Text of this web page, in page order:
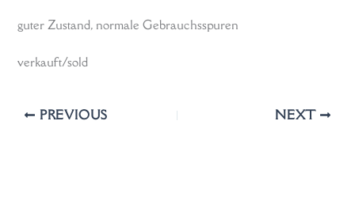
guter Zustand, normale Gebrauchsspuren
verkauft/sold
PREVIOUS NEXT